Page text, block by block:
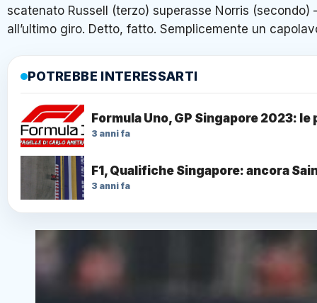
scatenato Russell (terzo) superasse Norris
all’ultimo giro. Detto, fatto. Semplicemente un
POTREBBE INTERESSARTI
Formula Uno, GP Singapore 2023:
3 anni fa
F1, Qualifiche Singapore: ancora
3 anni fa